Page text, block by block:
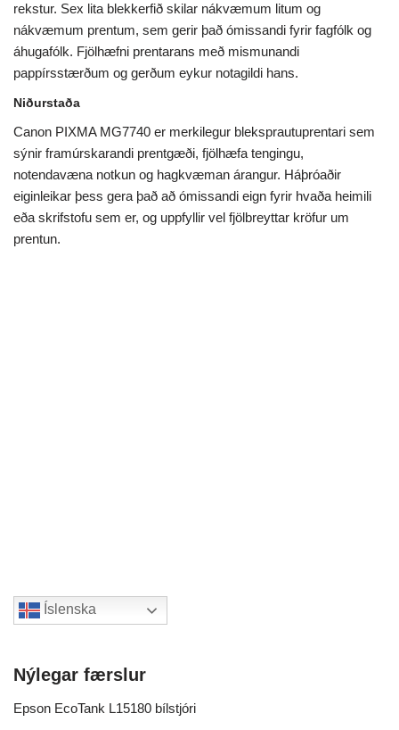
rekstur. Sex lita blekkerfið skilar nákvæmum litum og
nákvæmum prentum, sem gerir það ómissandi fyrir fagfólk og
áhugafólk. Fjölhæfni prentarans með mismunandi
pappírsstærðum og gerðum eykur notagildi hans.
Niðurstaða
Canon PIXMA MG7740 er merkilegur bleksprautuprentari sem
sýnir framúrskarandi prentgæði, fjölhæfa tengingu,
notendavæna notkun og hagkvæman árangur. Háþróaðir
eiginleikar þess gera það að ómissandi eign fyrir hvaða heimili
eða skrifstofu sem er, og uppfyllir vel fjölbreyttar kröfur um
prentun.
Íslenska
Nýlegar færslur
Epson EcoTank L15180 bílstjóri